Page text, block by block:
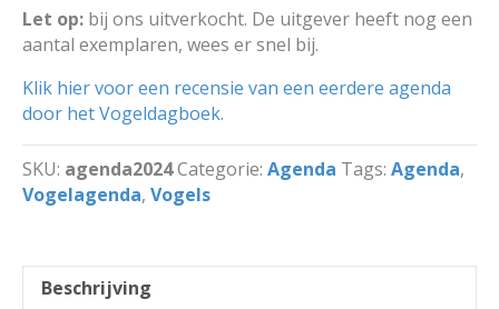
Let op: bij ons uitverkocht. De uitgever heeft nog een
aantal exemplaren, wees er snel bij.
Klik hier voor een recensie van een eerdere agenda
door het Vogeldagboek.
SKU: agenda2024Categorie: Agenda Tags: Agenda,
Vogelagenda, Vogels
Beschrijving